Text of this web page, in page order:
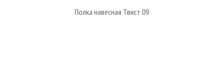
Полка навесная Твист 09